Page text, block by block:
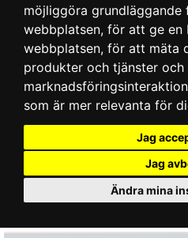
möjliggöra grundläggande
webbplatsen, för att ge en
webbplatsen, för att mäta
produkter och tjänster
som är mer relevanta för
Jag
Jag
Ändra mina